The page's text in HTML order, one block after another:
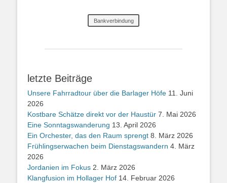
Bankverbindung
letzte Beiträge
Unsere Fahrradtour über die Barlager Höfe 11. Juni
2026
Kostbare Schätze direkt vor der Haustür 7. Mai 2026
Eine Sonntagswanderung 13. April 2026
Ein Orchester, das den Raum sprengt 8. März 2026
Frühlingserwachen beim Dienstagswandern 4. März
2026
Jordanien im Fokus 2. März 2026
Klangfusion im Hollager Hof 14. Februar 2026